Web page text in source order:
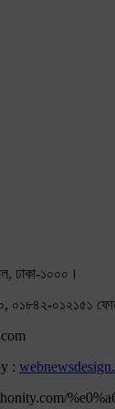
ঢাকা-১০০০।
০১৮৪২-০১২১৫১
: